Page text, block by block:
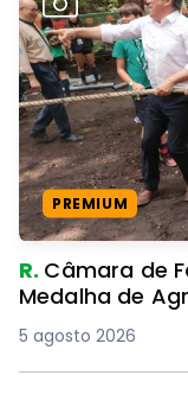
PREMIUM
R. Câmara de
Medalha de
5 agosto 2026